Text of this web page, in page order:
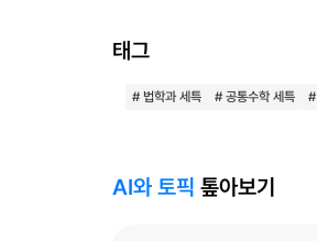
태그
# 법학과 세특 # 공통수학 세특 #
AI와 토픽 톺아보기